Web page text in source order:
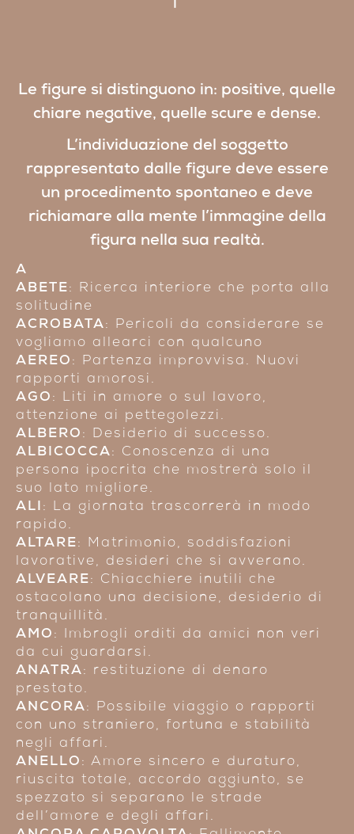
Le figure si distinguono in: positive, quelle
chiare negative, quelle scure e dense.
L’individuazione del soggetto
rappresentato dalle figure deve essere
un procedimento spontaneo e deve
richiamare alla mente l’immagine della
figura nella sua realtà.
A
ABETE: Ricerca interiore che porta alla
solitudine
ACROBATA: Pericoli da considerare se
vogliamo allearci con qualcuno
AEREO : Partenza improvvisa. Nuovi
rapporti amorosi.
AGO : Liti in amore o sul lavoro,
attenzione ai pettegolezzi.
ALBERO : Desiderio di successo.
ALBICOCCA: Conoscenza di una
persona ipocrita che mostrerà solo il
suo lato migliore.
ALI : La giornata trascorrerà in modo
rapido.
ALTARE: Matrimonio, soddisfazioni
lavorative, desideri che si avverano.
ALVEARE: Chiacchiere inutili che
ostacolano una decisione, desiderio di
tranquillità.
AMO : Imbrogli orditi da amici non veri
da cui guardarsi.
ANATRA: restituzione di denaro
prestato.
ANCORA: Possibile viaggio o rapporti
con uno straniero, fortuna e stabilità
negli affari.
ANELLO : Amore sincero e duraturo,
riuscita totale, accordo aggiunto, se
spezzato si separano le strade
dell’amore e degli affari.